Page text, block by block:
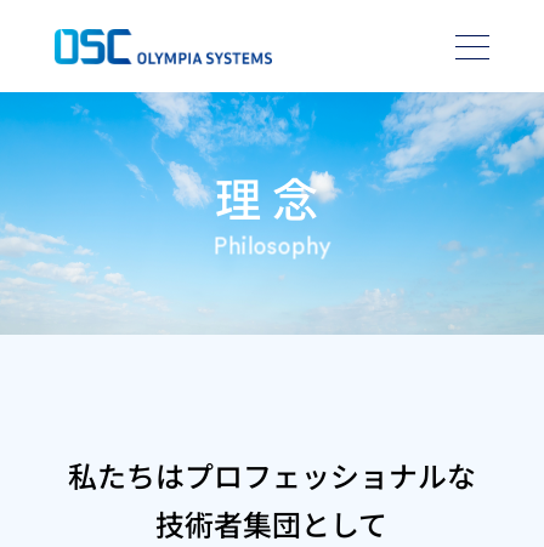
理念
Philosophy
私たちはプロフェッショナルな
技術者集団として